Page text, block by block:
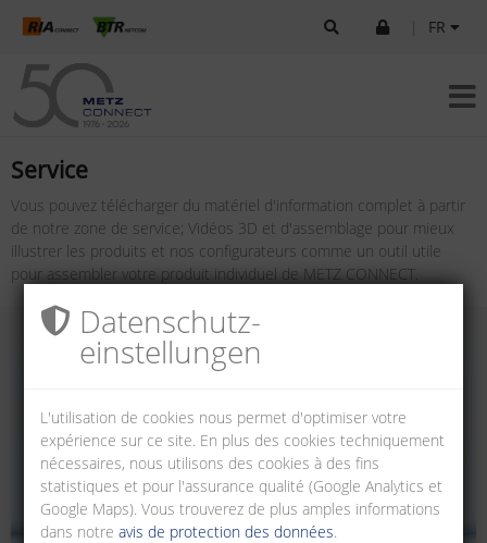
FR
Service
Vous pouvez télécharger du matériel d'information complet à partir
de notre zone de service; Vidéos 3D et d'assemblage pour mieux
illustrer les produits et nos configurateurs comme un outil utile
pour assembler votre produit individuel de METZ CONNECT.
Datenschutz­
einstellungen
L'utilisation de cookies nous permet d'optimiser votre
expérience sur ce site. En plus des cookies techniquement
nécessaires, nous utilisons des cookies à des fins
statistiques et pour l'assurance qualité (Google Analytics et
Google Maps). Vous trouverez de plus amples informations
dans notreavis de protection des données.